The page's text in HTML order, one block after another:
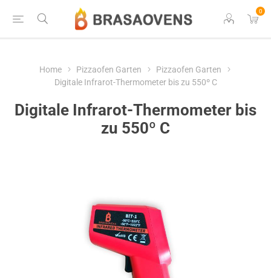
0
Home Pizzaofen Garten
Pizzaofen Garten
Digitale Infrarot-Thermometer bis zu 550º C
Digitale Infrarot-Thermometer bis
zu 550º C